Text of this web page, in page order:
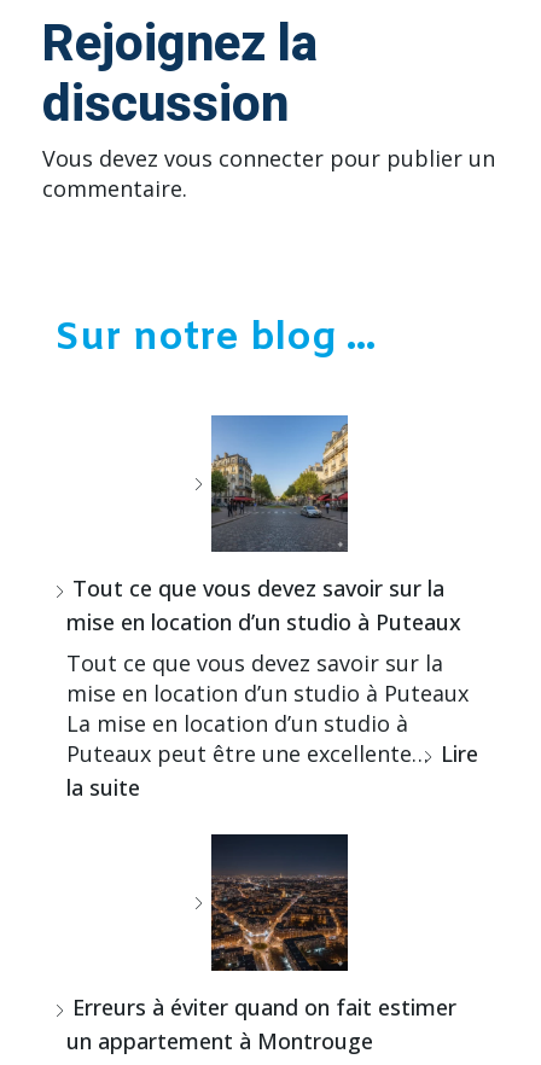
Rejoignez la
discussion
Vous devez vous connecter pour publier un
commentaire.
Sur notre blog ...
Tout ce que vous devez savoir sur la
mise en location d’un studio à Puteaux
Tout ce que vous devez savoir sur la
mise en location d’un studio à Puteaux
La mise en location d’un studio à
Puteaux peut être une excellente… Lire
la suite
Erreurs à éviter quand on fait estimer
un appartement à Montrouge